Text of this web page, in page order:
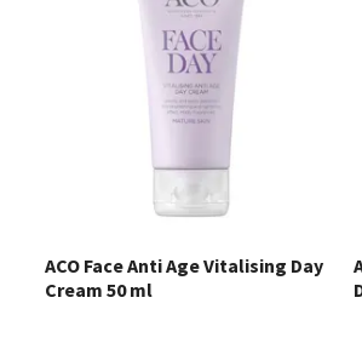
ACO Face Anti Age Vitalising Day
Cream 50 ml